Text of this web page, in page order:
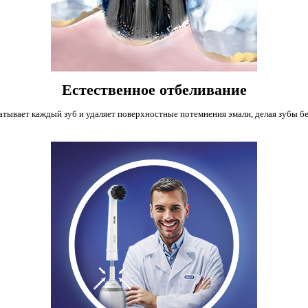
Естественное отбеливание
каждый зуб и удаляет поверхностные потемнения эмали, делая зубы